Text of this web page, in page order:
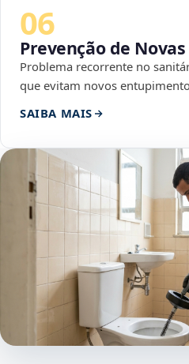
06
Prevenção de
Problema recorrente no
que evitam novos
SAIBA MAIS